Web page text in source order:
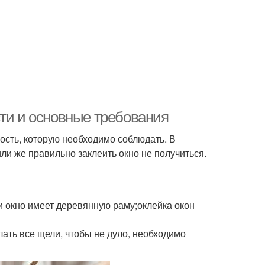
и основные требования
которую необходимо соблюдать. В
же правильно заклеить окно не получиться.
имеет деревянную раму;оклейка окон
все щели, чтобы не дуло, необходимо